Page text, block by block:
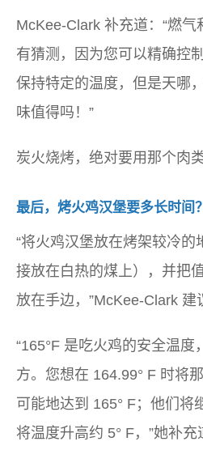
McKee-Clark 补充道：“燃
有猜测，因为您可以精确控
保持特定的温度，但是天哪
味值得吗！”
炭火烧烤，绝对要用那个肉
最后，烤火鸡汉堡要多长时间？
“将火鸡汉堡放在烤架较冷的
接放在白热的煤上），并把
放在手边，”McKee-Clark 建
“165°F 是吃火鸡的安全温
方。您想在 164.99° F 时将
可能地达到 165° F；他们将
将温度升高约 5° F，”她补充